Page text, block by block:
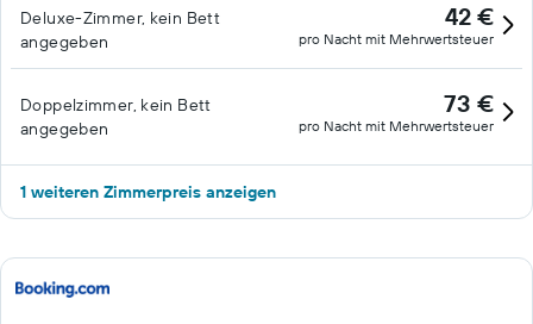
Deluxe-Zimmer, kein Bett
angegeben
42 €
pro Nacht mit Mehrwertsteuer
Doppelzimmer, kein Bett
angegeben
73 €
pro Nacht mit Mehrwertsteuer
1 weiteren Zimmerpreis anzeigen